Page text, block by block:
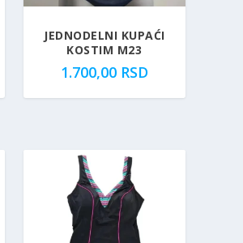
JEDNODELNI KUPAĆI
KOSTIM M23
1.700,00 RSD